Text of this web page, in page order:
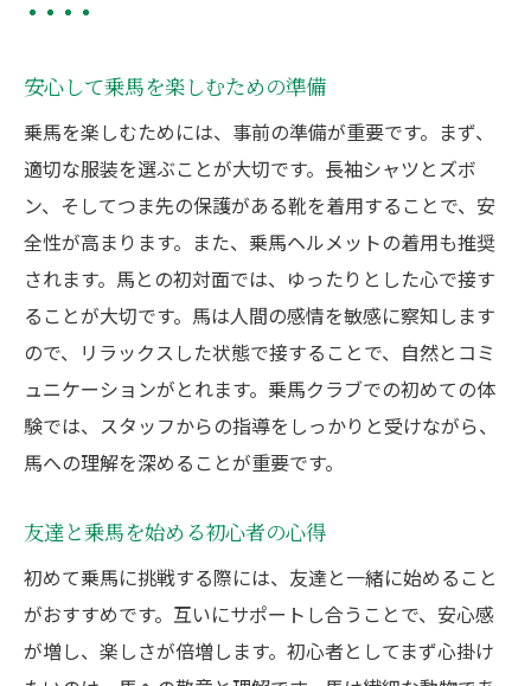
安心して乗馬を楽しむための準備
乗馬を楽しむためには、事前の準備が重要です。まず、
適切な服装を選ぶことが大切です。長袖シャツとズボ
ン、そしてつま先の保護がある靴を着用することで、安
全性が高まります。また、乗馬ヘルメットの着用も推奨
されます。馬との初対面では、ゆったりとした心で接す
ることが大切です。馬は人間の感情を敏感に察知します
ので、リラックスした状態で接することで、自然とコミ
ュニケーションがとれます。乗馬クラブでの初めての体
験では、スタッフからの指導をしっかりと受けながら、
馬への理解を深めることが重要です。
友達と乗馬を始める初心者の心得
初めて乗馬に挑戦する際には、友達と一緒に始めること
がおすすめです。互いにサポートし合うことで、安心感
が増し、楽しさが倍増します。初心者としてまず心掛け